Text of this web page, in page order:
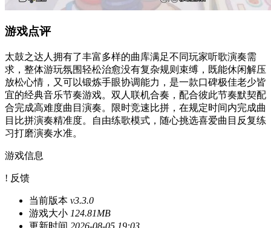
游戏点评
太鼓之达人拥有了丰富多样的曲库满足不同玩家听歌演奏需
求，整体游玩氛围轻松治愈没有复杂规则束缚，既能休闲解压
放松心情，又可以锻炼手眼协调能力，是一款口碑极佳老少皆
宜的经典音乐节奏游戏。双人联机合奏，配合彼此节奏默契配
合完成高难度曲目演奏。限时竞速比拼，在规定时间内完成曲
目比拼演奏精准度。自由练歌模式，随心挑选喜爱曲目反复练
习打磨演奏水准。
游戏信息
! 反馈
当前版本 v3.3.0
游戏大小 124.81MB
更新时间 2026-08-05 19:03